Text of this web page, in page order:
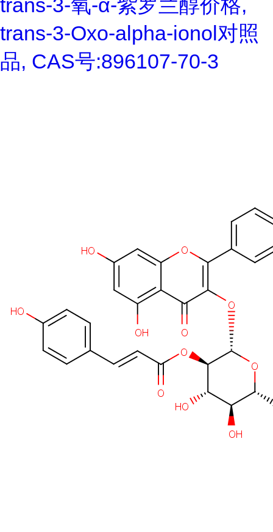
trans-3-氧-α-紫罗兰醇价格,
trans-3-Oxo-alpha-ionol对照
品, CAS号:896107-70-3